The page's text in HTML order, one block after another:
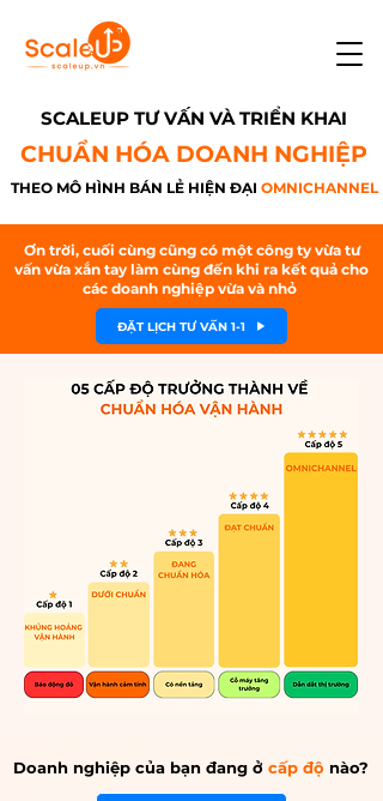
SCALEUP TƯ VẤN VÀ TRIỂN KHAI
​CHUẨN HÓA DOANH NGHIỆP
THEO MÔ HÌNH BÁN LẺ HIỆN ĐẠI OMNICHANNEL
Ơn trời, cuối cùng cũng có một công ty vừa tư
vấn vừa xắn tay làm cùng đến khi ra kết quả cho
các doanh nghiệp vừa và nhỏ
ĐẶT LỊCH TƯ VẤN 1-1
Doanh nghiệp của bạn đang ở cấp độ nào?